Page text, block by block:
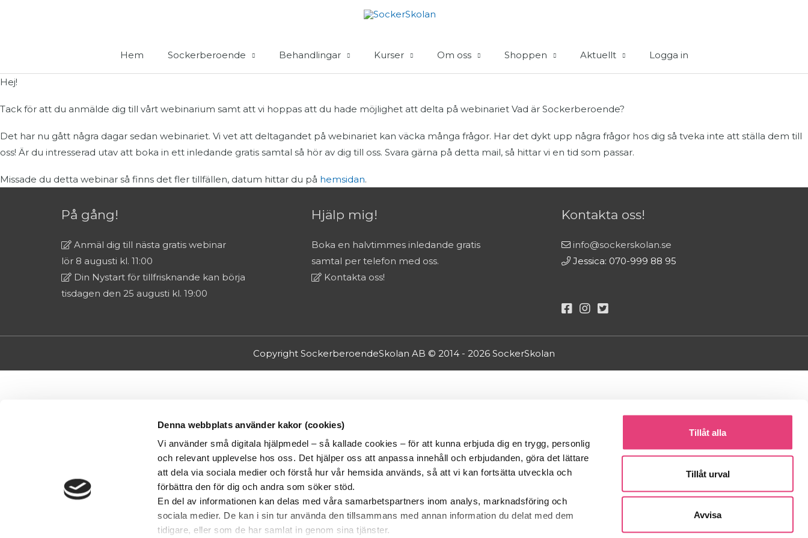
Denna webbplats använder kakor (cookies)
Vi använder små digitala hjälpmedel – så kallade cookies – för att kunna erbjuda dig en trygg, personlig
och relevant upplevelse hos oss. Det hjälper oss att anpassa innehåll och erbjudanden, göra det lättare
att dela via sociala medier och förstå hur vår hemsida används, så att vi kan fortsätta utveckla och
förbättra den för dig och andra som söker stöd.
En del av informationen kan delas med våra samarbetspartners inom analys, marknadsföring och
sociala medier. De kan i sin tur använda den tillsammans med annan information du delat med dem
tidigare, eller som de har samlat in genom sina tjänster.
Tillåt alla
Tillåt urval
Avvisa
Hem
Sockerberoende Behandlingar Kurser Om oss Shoppen Aktuellt Logga in
Hej!
Tack för att du anmälde dig till vårt webinarium samt att vi hoppas att du hade möjlighet att delta på webinariet Vad är Sockerberoende?
Det har nu gått några dagar sedan webinariet. Vi vet att deltagandet på webinariet kan väcka många frågor. Har det dykt upp några frågor hos dig så tveka inte att ställa dem till
oss! Är du intresserad utav att boka in ett inledande gratis samtal så hör av dig till oss. Svara gärna på detta mail, så hittar vi en tid som passar.
Missade du detta webinar så finns det fler tillfällen, datum hittar du på hemsidan.
På gång!
Anmäl dig till nästa gratis webinar
lör 8 augusti kl. 11:00
Din Nystart för tillfrisknande kan börja
tisdagen den 25 augusti kl. 19:00
Hjälp mig!
Boka en halvtimmes inledande gratis
samtal per telefon med oss.
Kontakta oss!
Kontakta oss!
info@sockerskolan.se
Jessica: 070-999 88 95
Copyright SockerberoendeSkolan AB © 2014 - 2026 SockerSkolan